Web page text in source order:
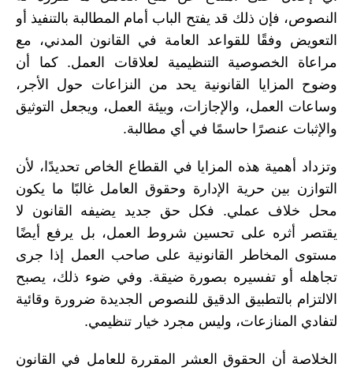
النصوص، فإن ذلك قد يفتح الباب أمام المطالبة بالتنفيذ أو
التعويض وفقًا للقواعد العامة في القانون المدني، مع
مراعاة الخصوصية التنظيمية لعلاقات العمل. كما أن
وضوح المزايا القانونية يحد من النزاعات حول الأجر،
وساعات العمل، والإجازات، وبيئة العمل، ويجعل التوثيق
والإثبات عنصرًا حاسمًا في أي مطالبة.
وتزداد أهمية هذه المزايا في القطاع الخاص تحديدًا، لأن
التوازن بين حرية الإدارة وحقوق العامل غالبًا ما يكون
محل خلاف عملي. فكل حق جديد يضيفه القانون لا
يقتصر أثره على تحسين شروط العمل، بل يرفع أيضًا
مستوى المخاطر القانونية على صاحب العمل إذا جرى
تجاهله أو تفسيره بصورة ضيقة. وفي ضوء ذلك، يصبح
الالتزام بالتطبيق الدقيق للنصوص الجديدة ضرورة وقائية
لتفادي المنازعات، وليس مجرد خيار تنظيمي.
الخلاصة أن الحقوق العشر المقررة للعامل في القانون